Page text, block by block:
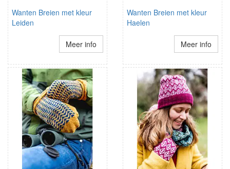
Wanten Breien met kleur
Leiden
Meer info
Wanten Breien met kleur
Haelen
Meer info